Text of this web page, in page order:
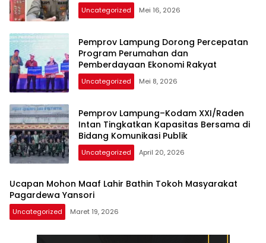
Uncategorized Mei 16, 2026
Pemprov Lampung Dorong Percepatan
Program Perumahan dan
Pemberdayaan Ekonomi Rakyat
Uncategorized Mei 8, 2026
Pemprov Lampung–Kodam XXI/Raden
Intan Tingkatkan Kapasitas Bersama di
Bidang Komunikasi Publik
Uncategorized April 20, 2026
Ucapan Mohon Maaf Lahir Bathin Tokoh Masyarakat
Pagardewa Yansori
Uncategorized Maret 19, 2026